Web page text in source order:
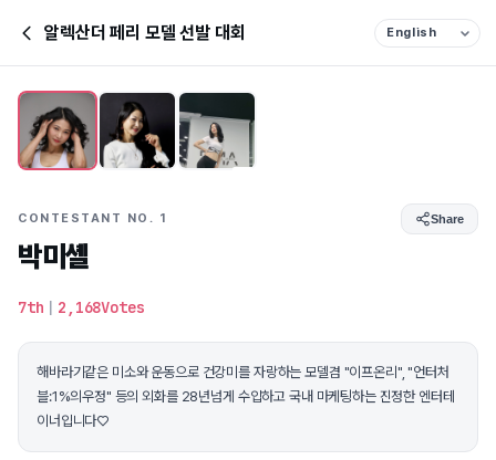
알렉산더 페리 모델 선발 대회
CONTESTANT NO. 1 Share
박미셸
7th | 2,168Votes
해바라기같은 미소와 운동으로 건강미를 자랑하는 모델겸 "이프온리", "언터처
블:1%의우정" 등의 외화를 28년넘게 수입하고 국내 마케팅하는 진정한 엔터테
이너입니다♡